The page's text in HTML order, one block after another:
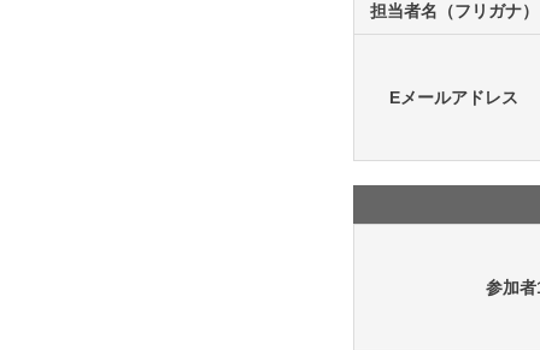
担当者名（フリガナ）
Eメールアドレス
参加者